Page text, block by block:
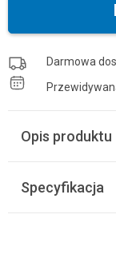
Darmowa
Opis produktu
Specyfikacja